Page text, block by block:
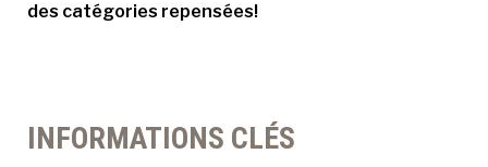
des catégories repensées!
INFORMATIONS CLÉS